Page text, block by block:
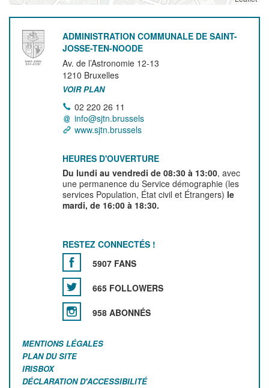
ADMINISTRATION COMMUNALE DE SAINT-
JOSSE-TEN-NOODE
Av. de l’Astronomie 12-13
1210 Bruxelles
VOIR PLAN
02 220 26 11
info@sjtn.brussels
www.sjtn.brussels
HEURES D'OUVERTURE
Du lundi au vendredi de 08:30 à 13:00, avec
une permanence du Service démographie (les
services Population, État civil et Étrangers) le
mardi, de 16:00 à 18:30.
RESTEZ CONNECTÉS !
5907 FANS
665 FOLLOWERS
958 ABONNÉS
MENTIONS LÉGALES
PLAN DU SITE
IRISBOX
DÉCLARATION D'ACCESSIBILITÉ